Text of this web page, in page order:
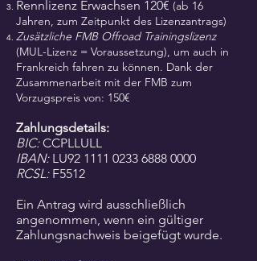
Rennlizenz Erwachsen 120€ (ab 16
Jahren, zum Zeitpunkt des Lizenzantrags)
Zusätzliche FMB Offroad Trainingslizenz
(MUL-Lizenz = Voraussetzung), um auch in
Frankreich fahren zu können. Dank der
Zusammenarbeit mit der FMB zum
Vorzugspreis von: 150€
Zahlungsdetails:
BIC:CCPLLULL
IBAN:LU92 1111 0233 6888 0000
RCSL:F5512
Ein Antrag wird ausschließlich
angenommen, wenn ein gültiger
Zahlungsnachweis beigefügt wurde.